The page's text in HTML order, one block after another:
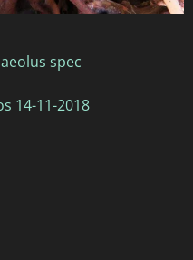
spec
14-11-2018